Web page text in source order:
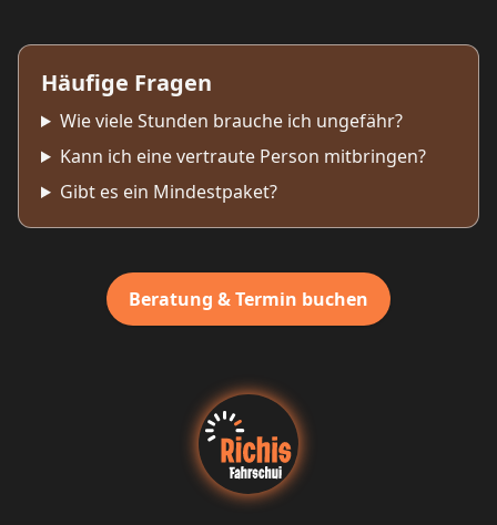
Häufige Fragen
Wie viele Stunden brauche ich ungefähr?
Kann ich eine vertraute Person mitbringen?
Gibt es ein Mindestpaket?
Beratung & Termin buchen